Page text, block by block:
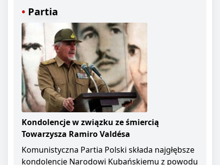
Partia
Kondolencje w związku ze śmiercią
Towarzysza Ramiro Valdésa
Komunistyczna Partia Polski składa najgłębsze
kondolencje Narodowi Kubańskiemu z powodu